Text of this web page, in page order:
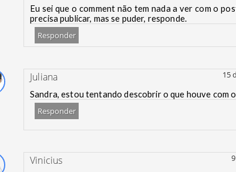
Eu sei que o comment não tem nada a ver com o
precisa publicar, mas se puder, responde.
Responder
Juliana 15
Sandra, estou tentando descobrir o que houve com
Responder
Vinicius